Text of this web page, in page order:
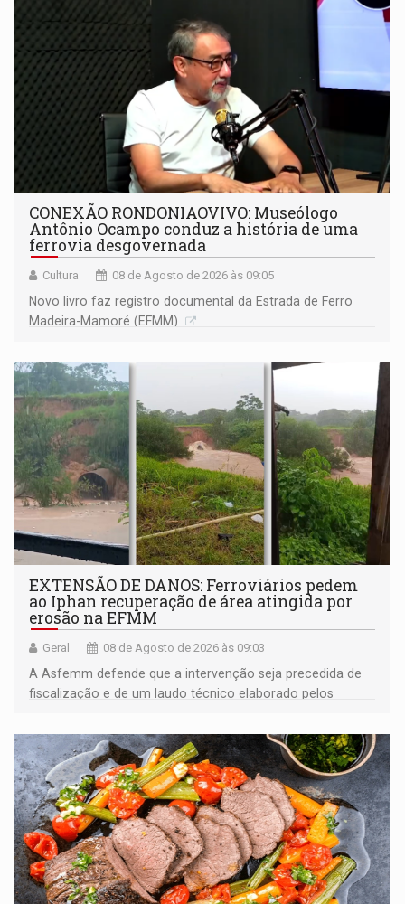
CONEXÃO RONDONIAOVIVO: Museólogo
Antônio Ocampo conduz a história de uma
ferrovia desgovernada
Cultura 08 de Agosto de 2026 às 09:05
Novo livro faz registro documental da Estrada de Ferro
Madeira-Mamoré (EFMM)
EXTENSÃO DE DANOS: Ferroviários pedem
ao Iphan recuperação de área atingida por
erosão na EFMM
Geral 08 de Agosto de 2026 às 09:03
A Asfemm defende que a intervenção seja precedida de
fiscalização e de um laudo técnico elaborado pelos